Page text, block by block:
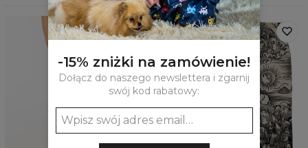
-15% zniżki na zamówienie!
Dołącz do naszego newslettera i zgarnij
swój kod rabatowy: